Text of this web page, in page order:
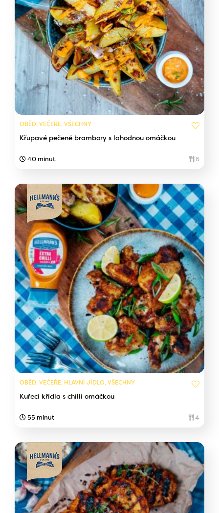
OBĚD, VEČEŘE, VŠECHNY
Křupavé pečené brambory s lahodnou omáčkou
40 minut 6
OBĚD, VEČEŘE, HLAVNÍ JÍDLO, VŠECHNY
Kuřecí křídla s chilli omáčkou
55 minut 4